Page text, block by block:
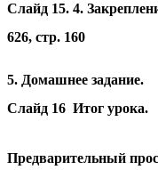
Слайд 15. 4.
626, стр. 160
5. Домашнее задание.
Слайд 16 Итог урока.
Предварительный